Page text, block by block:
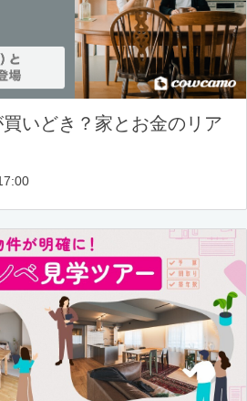
いどき？家とお金のリア